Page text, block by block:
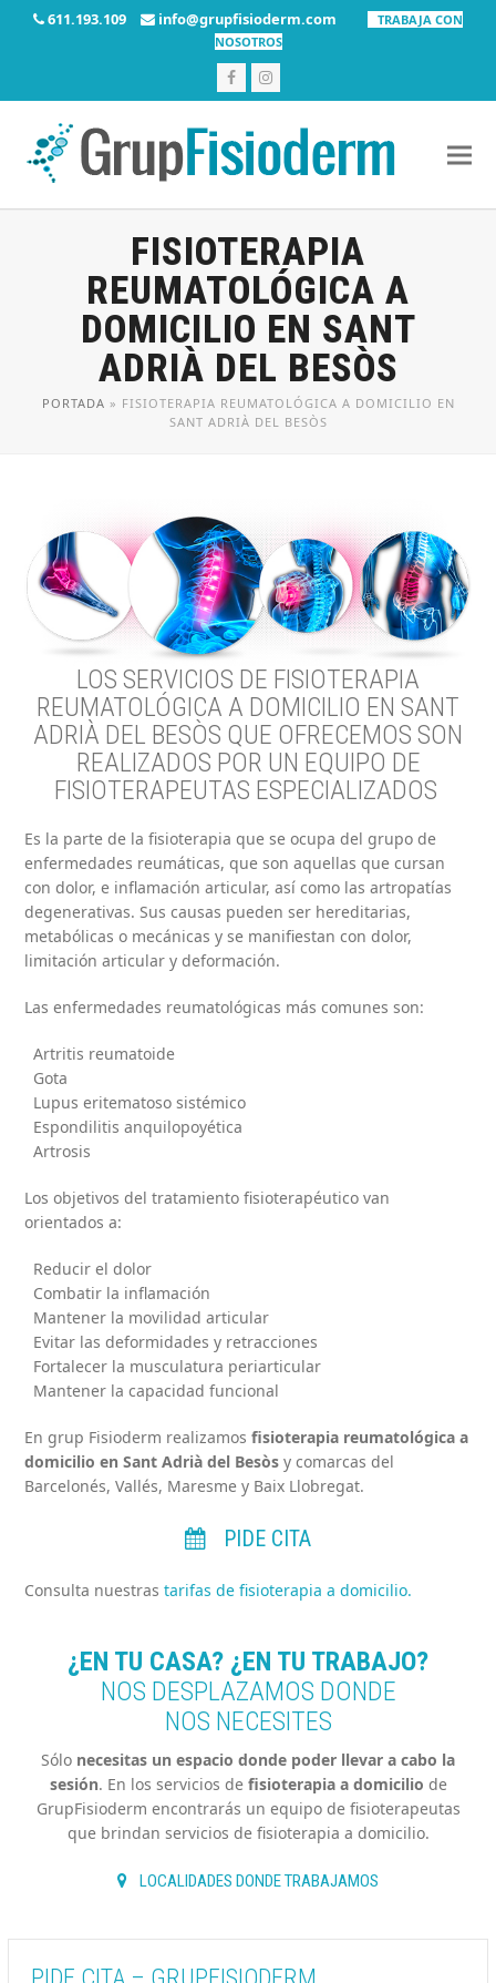
611.193.109 info@grupfisioderm.com
TRABAJA CON
NOSOTROS
FacebookInstagram
FISIOTERAPIA
REUMATOLÓGICA A
DOMICILIO EN SANT
ADRIÀ DEL BESÒS
PORTADA » FISIOTERAPIA REUMATOLÓGICA A DOMICILIO EN
SANT ADRIÀ DEL BESÒS
LOS SERVICIOS DE FISIOTERAPIA
REUMATOLÓGICA A DOMICILIO EN SANT
ADRIÀ DEL BESÒS QUE OFRECEMOS SON
REALIZADOS POR UN EQUIPO DE
FISIOTERAPEUTAS ESPECIALIZADOS
Es la parte de la fisioterapia que se ocupa del grupo de
enfermedades reumáticas, que son aquellas que cursan
con dolor, e inflamación articular, así como las artropatías
degenerativas. Sus causas pueden ser hereditarias,
metabólicas o mecánicas y se manifiestan con dolor,
limitación articular y deformación.
Las enfermedades reumatológicas más comunes son:
Artritis reumatoide
Gota
Lupus eritematoso sistémico
Espondilitis anquilopoyética
Artrosis
Los objetivos del tratamiento fisioterapéutico van
orientados a:
Reducir el dolor
Combatir la inflamación
Mantener la movilidad articular
Evitar las deformidades y retracciones
Fortalecer la musculatura periarticular
Mantener la capacidad funcional
En grup Fisioderm realizamos fisioterapia reumatológica a
domicilio en Sant Adrià del Besòsy comarcas del
Barcelonés, Vallés, Maresme y Baix Llobregat.
PIDE CITA
Consulta nuestrastarifas de fisioterapia a domicilio.
¿EN TU CASA? ¿EN TU TRABAJO?
NOS DESPLAZAMOS DONDE
NOS NECESITES
Sólo necesitas un espacio donde poder llevar a cabo la
sesión. En los servicios de fisioterapia a domicilio de
GrupFisioderm encontrarás un equipo de fisioterapeutas
que brindan servicios de fisioterapia a domicilio.
LOCALIDADES DONDE TRABAJAMOS